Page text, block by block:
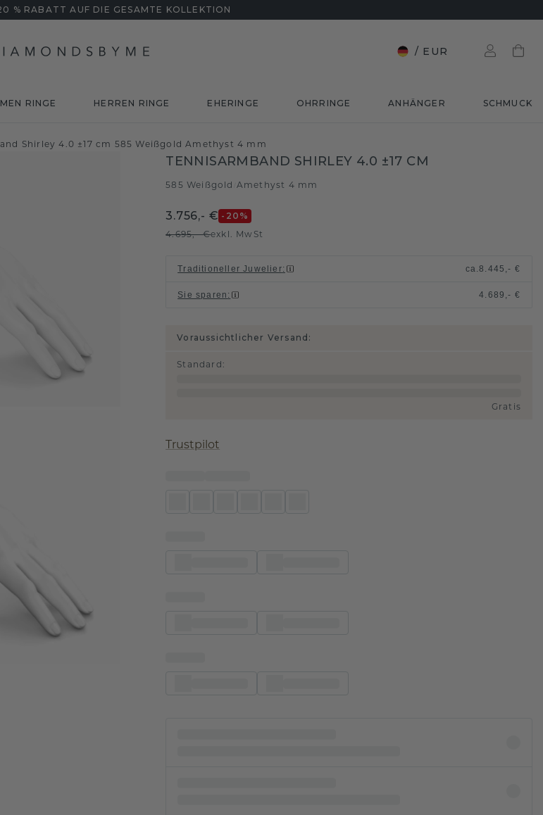
% RABATT AUF DIE GESAMTE KOLLEKTION
/ EUR
RINGE HERREN RINGE EHERINGE OHRRINGE ANHÄNGER SCHMUCK
Shirley 4.0 ±17 cm 585 Weißgold Amethyst 4 mm
TENNISARMBAND SHIRLEY 4.0 ±17 CM
585 Weißgold Amethyst 4 mm
3.756,- € -20 %
4.695,- €exkl. MwSt
Traditioneller Juwelier: ca.8.445,- €
Sie sparen : 4.689,- €
Voraussichtlicher Versand:
Standard :
Gratis
Trustpilot